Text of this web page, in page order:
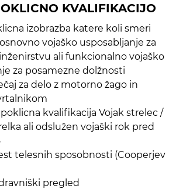
KVALIFIKACIJO
izobrazba katere koli smeri
vojaško usposabljanje za
ali funkcionalno vojaško
za posamezne dolžnosti
za delo z motorno žago in
kvalifikacija Vojak strelec /
ali odslužen vojaški rok pred
telesnih sposobnosti (Cooperjev
pregled